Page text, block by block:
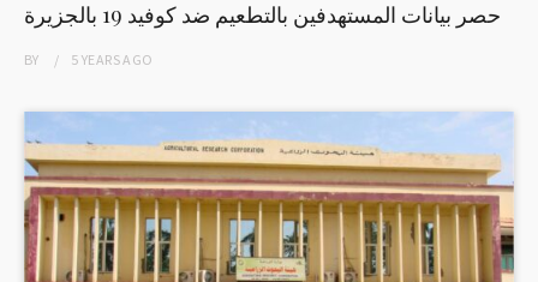
حصر بيانات المستهدفين بالتطعيم ضد كوفيد 19 بالجزيرة
BY 5 YEARSAGO